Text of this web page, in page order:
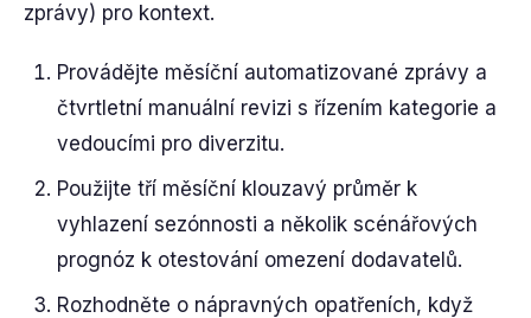
zprávy) pro kontext.
Provádějte měsíční automatizované zprávy a
čtvrtletní manuální revizi s řízením kategorie a
vedoucími pro diverzitu.
Použijte tří měsíční klouzavý průměr k
vyhlazení sezónnosti a několik scénářových
prognóz k otestování omezení dodavatelů.
Rozhodněte o nápravných opatřeních, když